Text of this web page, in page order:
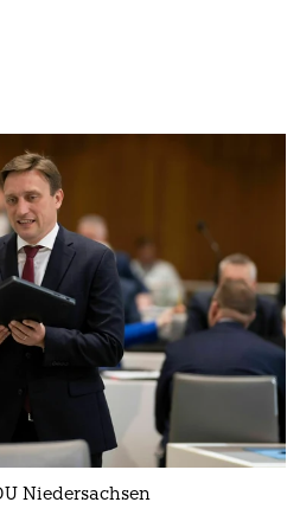
Niedersachsen